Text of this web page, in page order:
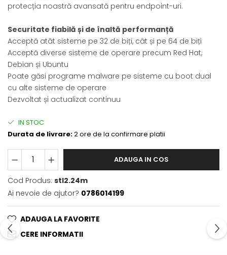
protecția noastră avansată pentru endpoint-uri.
Securitate fiabilă și de înaltă performanță
Acceptă atât sisteme pe 32 de biți, cât și pe 64 de biți
Acceptă diverse sisteme de operare precum Red Hat,
Debian și Ubuntu
Poate găsi programe malware pe sisteme cu boot dual
cu alte sisteme de operare
Dezvoltat și actualizat continuu
IN STOC
Durata de livrare:2 ore de la confirmare platii
ADAUGA IN COS
Cod Produs: stl2.24m
Ai nevoie de ajutor? 0786014199
ADAUGA LA FAVORITE
CERE INFORMATII